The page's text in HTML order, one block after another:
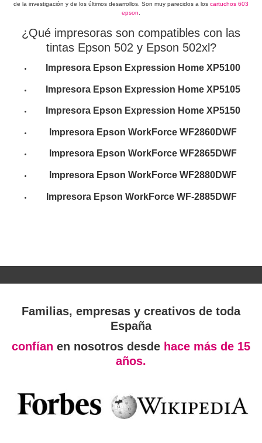
de la investigación y de los últimos desarrollos. Son muy parecidos a los cartuchos 603
epson
¿Qué impresoras son compatibles con las
tintas Epson 502 y Epson 502xl?
Impresora Epson Expression Home XP5100
Impresora Epson Expression Home XP5105
Impresora Epson Expression Home XP5150
Impresora Epson WorkForce WF2860DWF
Impresora Epson WorkForce WF2865DWF
Impresora Epson WorkForce WF2880DWF
Impresora Epson WorkForce WF-2885DWF
Familias, empresas y creativos de toda
España
confían en nosotros desde hace más de 15
años.